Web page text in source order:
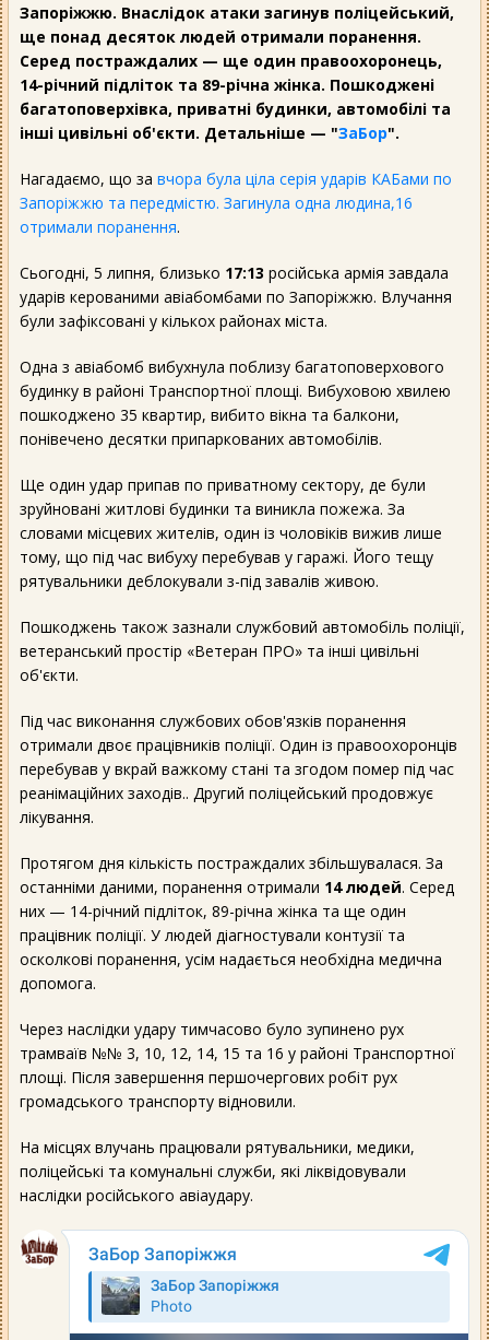
Запоріжжю. Внаслідок атаки загинув поліцейський,
ще понад десяток людей отримали поранення.
Серед постраждалих — ще один правоохоронець,
14-річний підліток та 89-річна жінка. Пошкоджені
багатоповерхівка, приватні будинки, автомобілі та
інші цивільні об'єкти. Детальніше — "ЗаБор".
Нагадаємо, що за вчора була ціла серія ударів КАБами по
Запоріжжю та передмістю. Загинула одна людина,16
отримали поранення.
Сьогодні, 5 липня, близько 17:13 російська армія завдала
ударів керованими авіабомбами по Запоріжжю. Влучання
були зафіксовані у кількох районах міста.
Одна з авіабомб вибухнула поблизу багатоповерхового
будинку в районі Транспортної площі. Вибуховою хвилею
пошкоджено 35 квартир, вибито вікна та балкони,
понівечено десятки припаркованих автомобілів.
Ще один удар припав по приватному сектору, де були
зруйновані житлові будинки та виникла пожежа. За
словами місцевих жителів, один із чоловіків вижив лише
тому, що під час вибуху перебував у гаражі. Його тещу
рятувальники деблокували з-під завалів живою.
Пошкоджень також зазнали службовий автомобіль поліції,
ветеранський простір «Ветеран ПРО» та інші цивільні
об'єкти.
Під час виконання службових обов'язків поранення
отримали двоє працівників поліції. Один із правоохоронців
перебував у вкрай важкому стані та згодом помер під час
реанімаційних заходів.. Другий поліцейський продовжує
лікування.
Протягом дня кількість постраждалих збільшувалася. За
останніми даними, поранення отримали 14 людей. Серед
них — 14-річний підліток, 89-річна жінка та ще один
працівник поліції. У людей діагностували контузії та
осколкові поранення, усім надається необхідна медична
допомога.
Через наслідки удару тимчасово було зупинено рух
трамваїв №№ 3, 10, 12, 14, 15 та 16 у районі Транспортної
площі. Після завершення першочергових робіт рух
громадського транспорту відновили.
На місцях влучань працювали рятувальники, медики,
поліцейські та комунальні служби, які ліквідовували
наслідки російського авіаудару.